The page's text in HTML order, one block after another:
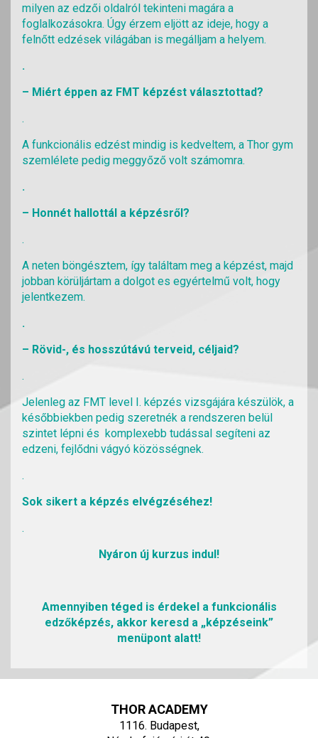
milyen az edzői oldalról tekinteni magára a
foglalkozásokra. Úgy érzem eljött az ideje, hogy a
felnőtt edzések világában is megálljam a helyem.
.
– Miért éppen az FMT képzést választottad?
.
A funkcionális edzést mindig is kedveltem, a Thor gym
szemlélete pedig meggyőző volt számomra.
.
– Honnét hallottál a képzésről?
.
A neten böngésztem, így találtam meg a képzést, majd
jobban körüljártam a dolgot es egyértelmű volt, hogy
jelentkezem.
.
– Rövid-, és hosszútávú terveid, céljaid?
.
Jelenleg az FMT level I. képzés vizsgájára készülök, a
későbbiekben pedig szeretnék a rendszeren belül
szintet lépni és komplexebb tudással segíteni az
edzeni, fejlődni vágyó közösségnek.
.
Sok sikert a képzés elvégzéséhez!
.
Nyáron új kurzus indul!
Amennyiben téged is érdekel a funkcionális
edzőképzés, akkor keresd a „képzéseink”
menüpont alatt!
THOR ACADEMY
1116. Budapest,